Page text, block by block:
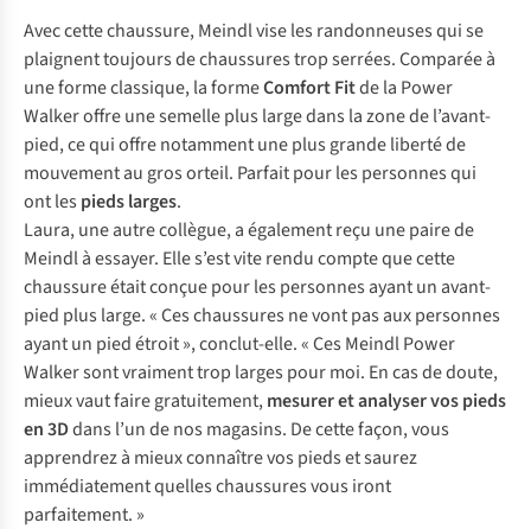
Avec cette chaussure, Meindl vise les randonneuses qui se
plaignent toujours de chaussures trop serrées. Comparée à
une forme classique, la formeComfort Fitde la Power
Walker offre une semelle plus large dans la zone de l’avant-
pied, ce qui offre notamment une plus grande liberté de
mouvement au gros orteil. Parfait pour les personnes qui
ont les pieds larges.
Laura, une autre collègue, a également reçu une paire de
Meindl à essayer. Elle s’est vite rendu compte que cette
chaussure était conçue pour les personnes ayant un avant-
pied plus large. « Ces chaussures ne vont pas aux personnes
ayant un pied étroit », conclut-elle. « Ces Meindl Power
Walker sont vraiment trop larges pour moi. En cas de doute,
mieux vaut faire gratuitement,mesurer et analyservospieds
en 3Ddans l’un de nos magasins. De cette façon, vous
apprendrez à mieux connaître vos pieds et saurez
immédiatement quelles chaussures vous iront
parfaitement. »